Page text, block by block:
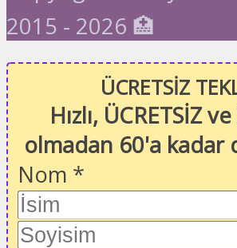
2015 - 2026 🏥
ÜCRETSİZ
Hızlı, ÜCRETSİZ
olmadan 60'a kadar
Nom *